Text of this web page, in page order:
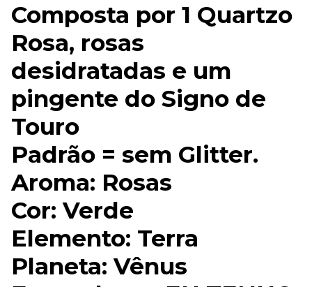
Composta por 1 Quartzo
Rosa, rosas
desidratadas e um
pingente do Signo de
Touro
Padrão = sem Glitter.
Aroma: Rosas
Cor: Verde
Elemento: Terra
Planeta: Vênus